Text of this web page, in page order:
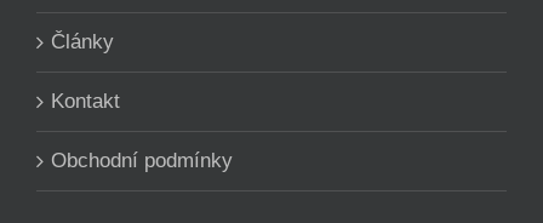
Články
Kontakt
Obchodní podmínky